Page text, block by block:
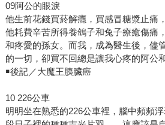
09阿公的眼淚
他生前花錢買菸解癮，買感冒糖漿止痛
他耗費辛苦所得養鴿子和兔子療癒傷痛
和疼愛的孫女。而我，成為醫生後，儘
的一切，卻買不回總是讓我心疼的阿公
￭後記／大魔王胰臟癌
10 226公車
明明坐在熟悉的226公車裡，腦中頻頻